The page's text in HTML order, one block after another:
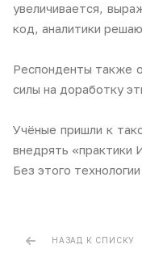
увеличивается,
код, аналитики
Респонденты также
силы на доработку
Учёные пришли к
внедрять «практики
Без этого
НАЗАД К СПИСКУ